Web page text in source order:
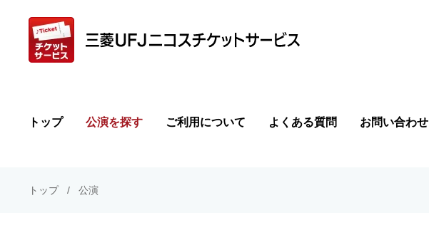
トップ 公演を探す ご利用について よくある質問 お問い合わせ
トップ 公演